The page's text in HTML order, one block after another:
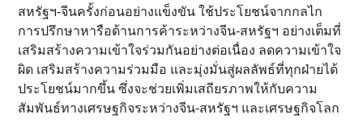
สหรัฐฯ-จีนครั้งก่อนอย่างแข็งขัน ใช้ประโยชน์จากกลไก
การปรึกษาหารือด้านการค้าระหว่างจีน-สหรัฐฯ อย่างเต็มที่
เสริมสร้างความเข้าใจร่วมกันอย่างต่อเนื่อง ลดความเข้าใจ
ผิด เสริมสร้างความร่วมมือ และมุ่งมั่นสู่ผลลัพธ์ที่ทุกฝ่ายได้
ประโยชน์มากขึ้น ซึ่งจะช่วยเพิ่มเสถียรภาพให้กับความ
สัมพันธ์ทางเศรษฐกิจระหว่างจีน-สหรัฐฯ และเศรษฐกิจโลก